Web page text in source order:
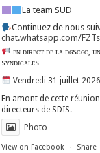
La team SUD
Continuez de nous
chat.whatsapp.com/
ᴇɴ ᴅɪʀᴇᴄᴛ ᴅᴇ ʟᴀ ᴅɢsᴄɢᴄ,
sʏɴᴅɪᴄᴀʟᴇs
Vendredi 31 juillet
En amont de cette
directeurs de SDIS.
Photo
View on Facebook · Share